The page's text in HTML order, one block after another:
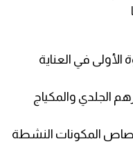
في العناية
الجلدي والمكياج
المكونات النشطة